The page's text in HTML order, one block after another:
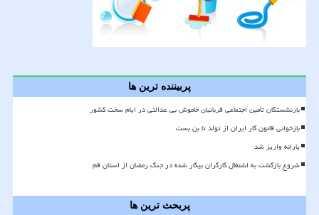
پربیننده ترین ها
بازنشستگان تأمین اجتماعی قربانیان خاموش بی عدالتی در ایام سخت کشور
بازخوانی قانون کار ایران از تولد تا بن بست
یارانه واریز شد
شروع بازگشت به اشتغال کارگران بیکار شده در جنگ رمضان از استان قم
پربحث ترین ها